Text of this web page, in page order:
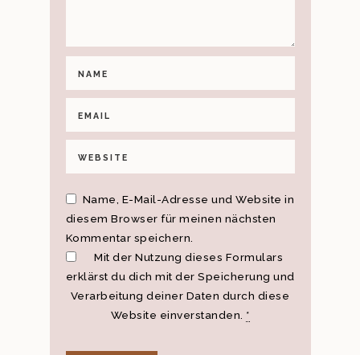
Name, E-Mail-Adresse und Website in
diesem Browser für meinen nächsten
Kommentar speichern.
Mit der Nutzung dieses Formulars
erklärst du dich mit der Speicherung und
Verarbeitung deiner Daten durch diese
Website einverstanden. *